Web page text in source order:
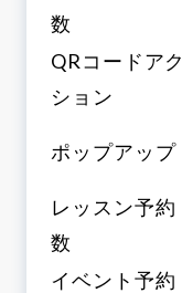
数
QRコードアク
ション
ポップアップ
レッスン予約
数
イベント予約